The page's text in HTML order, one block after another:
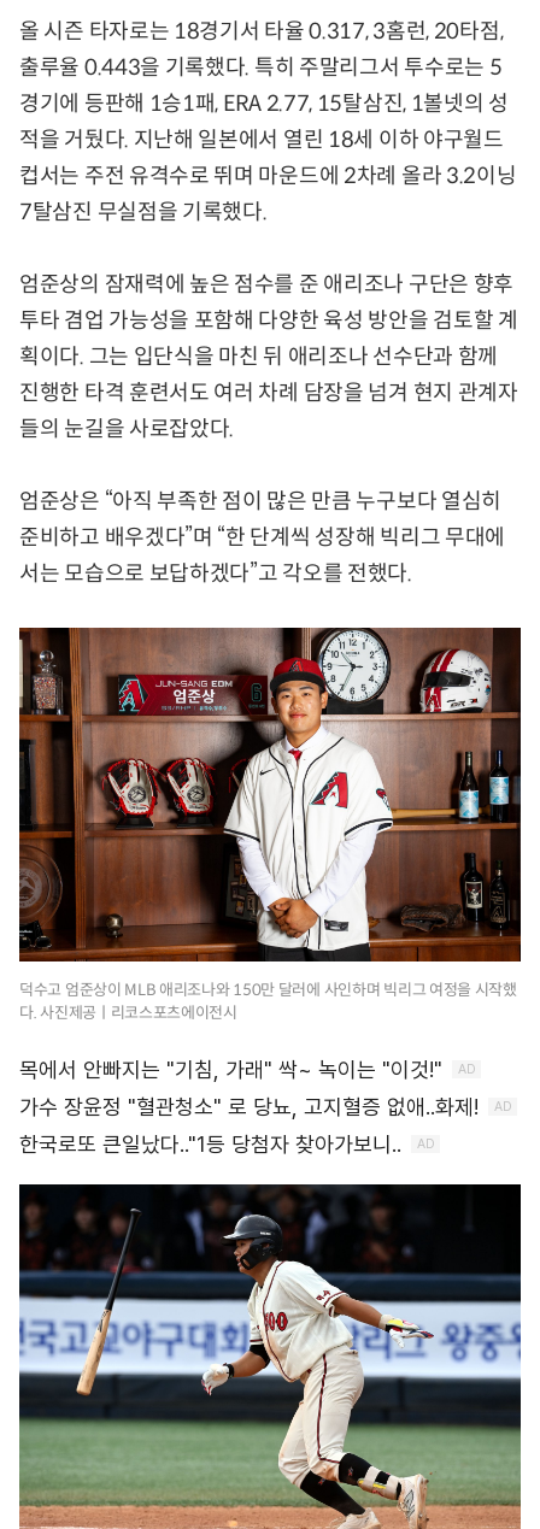
올 시즌 타자로는 18경기서 타율 0.317, 3홈런, 20타점,
출루율 0.443을 기록했다. 특히 주말리그서 투수로는 5
경기에 등판해 1승1패, ERA 2.77, 15탈삼진, 1볼넷의 성
적을 거뒀다. 지난해 일본에서 열린 18세 이하 야구월드
컵서는 주전 유격수로 뛰며 마운드에 2차례 올라 3.2이닝
7탈삼진 무실점을 기록했다.
엄준상의 잠재력에 높은 점수를 준 애리조나 구단은 향후
투타 겸업 가능성을 포함해 다양한 육성 방안을 검토할 계
획이다. 그는 입단식을 마친 뒤 애리조나 선수단과 함께
진행한 타격 훈련서도 여러 차례 담장을 넘겨 현지 관계자
들의 눈길을 사로잡았다.
엄준상은 “아직 부족한 점이 많은 만큼 누구보다 열심히
준비하고 배우겠다”며 “한 단계씩 성장해 빅리그 무대에
서는 모습으로 보답하겠다”고 각오를 전했다.
덕수고 엄준상이 MLB 애리조나와 150만 달러에 사인하며 빅리그 여정을 시작했
다. 사진제공ㅣ리코스포츠에이전시